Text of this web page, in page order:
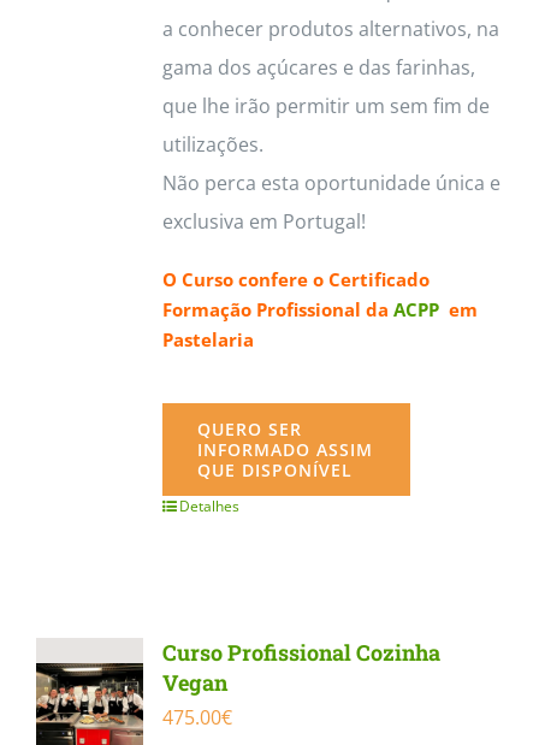
a conhecer produtos alternativos, na
gama dos açúcares e das farinhas,
que lhe irão permitir um sem fim de
utilizações.
Não perca esta oportunidade única e
exclusiva em Portugal!
O Curso confere o Certificado
Formação Profissional da ACPPem
Pastelaria
QUERO SER
INFORMADO ASSIM
QUE DISPONÍVEL
Detalhes
Curso Profissional Cozinha
Vegan
475.00€